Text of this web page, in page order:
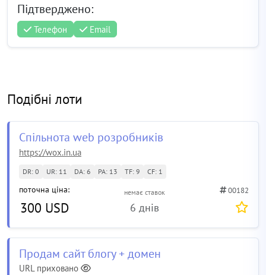
Підтверджено:
Телефон Email
Подібні лоти
Спільнота web розробників
https://wox.in.ua
DR: 0 UR: 11 DA: 6 PA: 13 TF: 9 CF: 1
поточна ціна:
300 USD
немає ставок
6 днів
00182
Продам сайт блогу + домен
URL приховано